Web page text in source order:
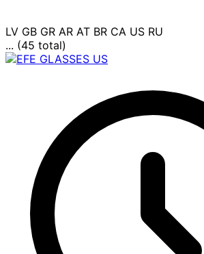
LV GB GR AR AT BR CA US RU
... (45 total)